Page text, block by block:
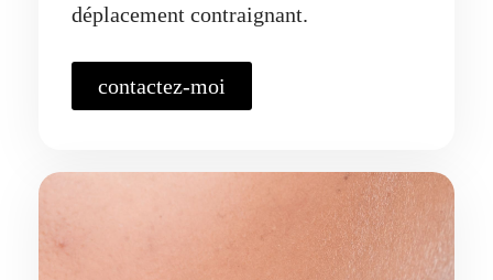
déplacement contraignant.
contactez-moi